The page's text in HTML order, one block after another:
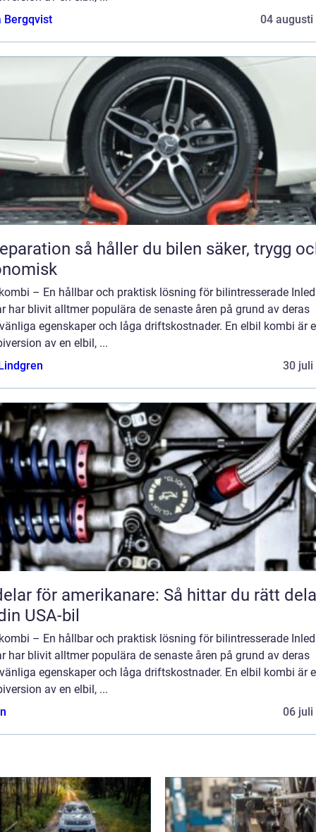
Bergqvist
04 augusti
håller du bilen säker, trygg och
– En hållbar och praktisk lösning för bilintresserade
har blivit alltmer populära de senaste åren på grund av deras
egenskaper och låga driftskostnader. En elbil kombi är
av en elbil, ...
30 juli
för amerikanare: Så hittar du rätt
USA-bil
– En hållbar och praktisk lösning för bilintresserade
har blivit alltmer populära de senaste åren på grund av deras
egenskaper och låga driftskostnader. En elbil kombi är
av en elbil, ...
06 juli